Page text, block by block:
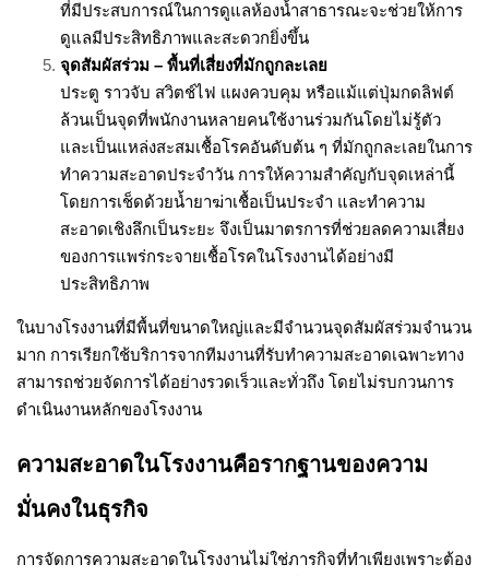
ที่มีประสบการณ์ในการดูแลห้องน้ำสาธารณะจะช่วยให้การ
ดูแลมีประสิทธิภาพและสะดวกยิ่งขึ้น
จุดสัมผัสร่วม – พื้นที่เสี่ยงที่มักถูกละเลย
ประตู ราวจับ สวิตช์ไฟ แผงควบคุม หรือแม้แต่ปุ่มกดลิฟต์
ล้วนเป็นจุดที่พนักงานหลายคนใช้งานร่วมกันโดยไม่รู้ตัว
และเป็นแหล่งสะสมเชื้อโรคอันดับต้น ๆ ที่มักถูกละเลยในการ
ทำความสะอาดประจำวัน การให้ความสำคัญกับจุดเหล่านี้
โดยการเช็ดด้วยน้ำยาฆ่าเชื้อเป็นประจำ และทำความ
สะอาดเชิงลึกเป็นระยะ จึงเป็นมาตรการที่ช่วยลดความเสี่ยง
ของการแพร่กระจายเชื้อโรคในโรงงานได้อย่างมี
ประสิทธิภาพ
ในบางโรงงานที่มีพื้นที่ขนาดใหญ่และมีจำนวนจุดสัมผัสร่วมจำนวน
มาก การเรียกใช้บริการจากทีมงานที่รับทำความสะอาดเฉพาะทาง
สามารถช่วยจัดการได้อย่างรวดเร็วและทั่วถึง โดยไม่รบกวนการ
ดำเนินงานหลักของโรงงาน
ความสะอาดในโรงงานคือรากฐานของความ
มั่นคงในธุรกิจ
การจัดการความสะอาดในโรงงานไม่ใช่ภารกิจที่ทำเพียงเพราะต้อง